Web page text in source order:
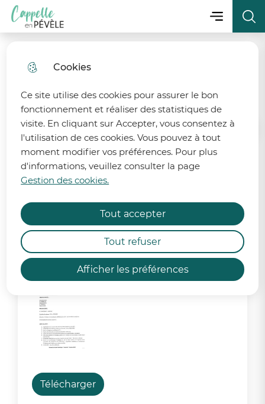
Cookies
Ce site utilise des cookies pour assurer le bon
fonctionnement et réaliser des statistiques de
visite. En cliquant sur Accepter, vous consentez à
l'utilisation de ces cookies. Vous pouvez à tout
moment modifier vos préférences. Pour plus
d'informations, veuillez consulter la page
Gestion des cookies.
Afficher les préférences
Tout accepter
Tout refuser
Aller
au
menu
principal
Consulter
le plan
du site
État de la ressource en eau
Afin de préserver la ressource en eau, 6 bassins
des départements du Nord et du Pas-de-Calais
sont désormais placés en alerte et 2 bassins
demeurent en vigilance renforcée.
En savoir plus
Ville de Cappelle-en-Pévèle
Menu
Séance du 7 Octobre 2022
Accueil
Retrouvez le procès-verbal et
l'ensemble des délibérations de la
séance du 7 octobre 2022.
Procès-verbal :
PV Conseil Municipal
Télécharger